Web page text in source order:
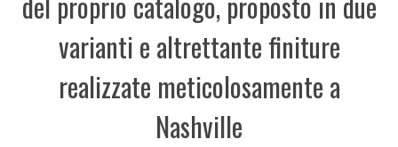
varianti e altrettante finiture
realizzate meticolosamente a
Nashville